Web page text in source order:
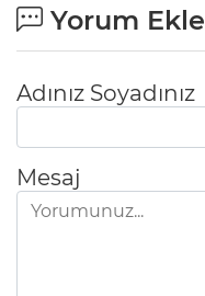
Yorum Ekle
Adınız Soyadınız
Mesaj